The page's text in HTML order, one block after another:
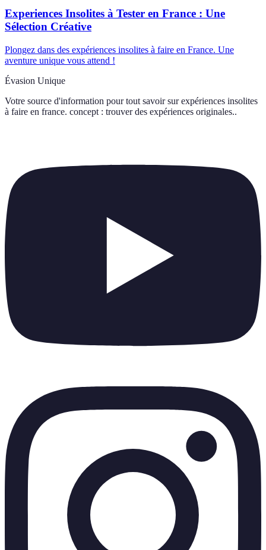
Experiences Insolites à Tester en France : Une
Sélection Créative
Plongez dans des expériences insolites à faire en France. Une
aventure unique vous attend !
Évasion Unique
Votre source d'information pour tout savoir sur expériences insolites
à faire en france. concept : trouver des expériences originales..